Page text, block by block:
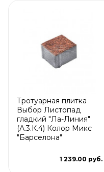
Тротуарная плитка
Выбор Листопад
гладкий "Ла-Линия"
(А.3.К.4) Колор Микс
"Барселона"
1 239.00 руб.